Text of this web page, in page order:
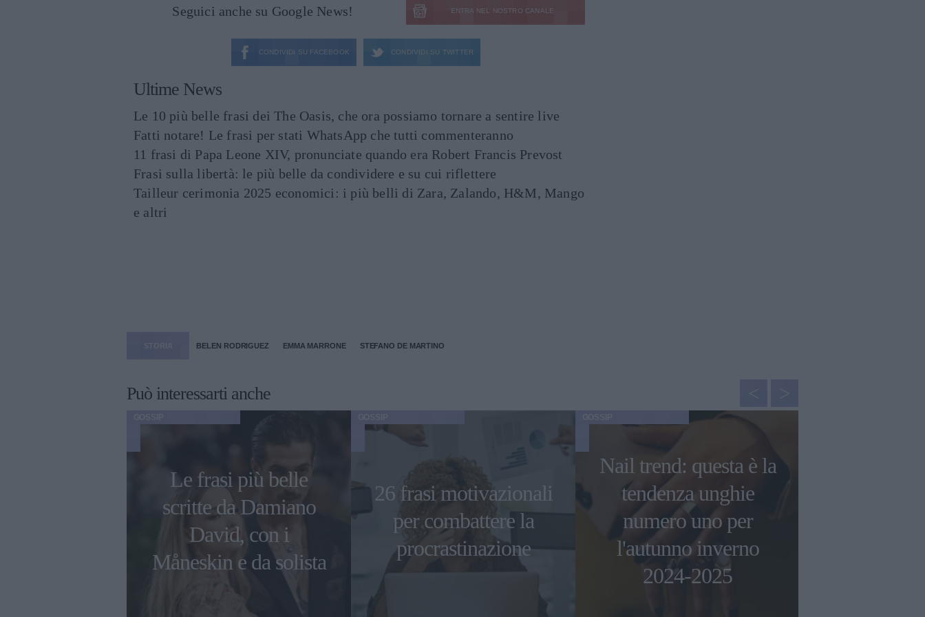
Seguici anche su Google News! ENTRA NEL NOSTRO CANALE
CONDIVIDI SU FACEBOOK CONDIVIDI SU TWITTER
Ultime News
Le 10 più belle frasi dei The Oasis, che ora possiamo tornare a sentire live
Fatti notare! Le frasi per stati WhatsApp che tutti commenteranno
11 frasi di Papa Leone XIV, pronunciate quando era Robert Francis Prevost
Frasi sulla libertà: le più belle da condividere e su cui riflettere
Tailleur cerimonia 2025 economici: i più belli di Zara, Zalando, H&M, Mango
e altri
BELEN RODRIGUEZ EMMA MARRONE STEFANO DE MARTINO
Può interessarti anche
Le frasi più belle
scritte da Damiano
David, con i
Måneskin e da solista
26 frasi motivazionali
per combattere la
procrastinazione
Nail trend: questa è la
tendenza unghie
numero uno per
l'autunno inverno
2024-2025